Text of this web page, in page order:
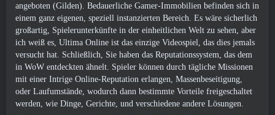
angeboten (Gilden). Bedauerliche Gamer-Immobilien befinden sich in
einem ganz eigenen, speziell instanzierten Bereich. Es wäre sicherlich
großartig, Spielerunterkünfte in der einheitlichen Welt zu sehen, aber
ich weiß es, Ultima Online ist das einzige Videospiel, das dies jemals
versucht hat. Schließlich, Sie haben das Reputationssystem, das dem
in WoW entdeckten ähnelt. Spieler können durch tägliche Missionen
mit einer Intrige Online-Reputation erlangen, Massenbeseitigung,
oder Laufumstände, wodurch dann bestimmte Vorteile freigeschaltet
werden, wie Dinge, Gerichte, und verschiedene andere Lösungen.